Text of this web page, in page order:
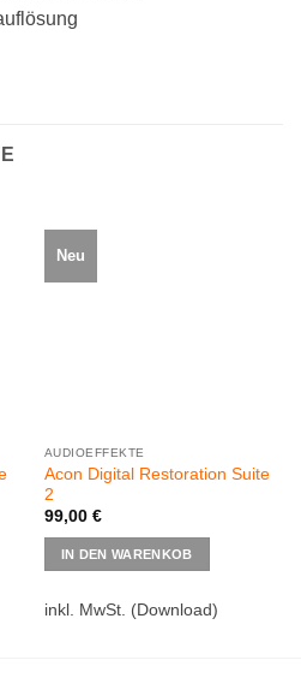
Neu
AUDIOEFFEKTE
Acon Digital Restoration Suite
2
99,00 €
IN DEN WARENKOB
inkl. MwSt. (Download)